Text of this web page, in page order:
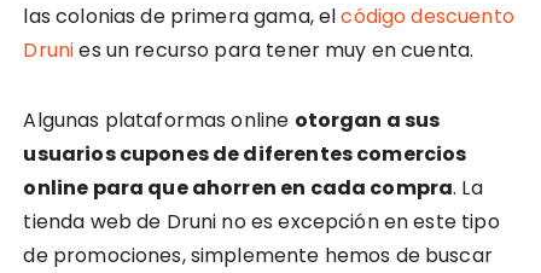
las colonias de primera gama, elcódigo descuento
Drunies un recurso para tener muy en cuenta.
Algunas plataformas online otorgan a sus
usuarios cupones de diferentes comercios
online para que ahorren en cada compra. La
tienda web de Druni no es excepción en este tipo
de promociones, simplemente hemos de buscar